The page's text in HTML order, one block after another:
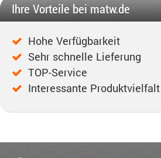
Ihre Vorteile bei matw.de
Hohe Verfügbarkeit
Sehr schnelle Lieferung
TOP-Service
Interessante Produktvielfalt